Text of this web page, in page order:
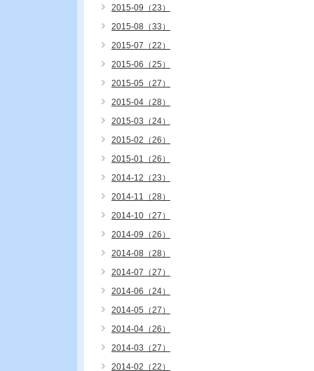
2015-09（23）
2015-08（33）
2015-07（22）
2015-06（25）
2015-05（27）
2015-04（28）
2015-03（24）
2015-02（26）
2015-01（26）
2014-12（23）
2014-11（28）
2014-10（27）
2014-09（26）
2014-08（28）
2014-07（27）
2014-06（24）
2014-05（27）
2014-04（26）
2014-03（27）
2014-02（22）